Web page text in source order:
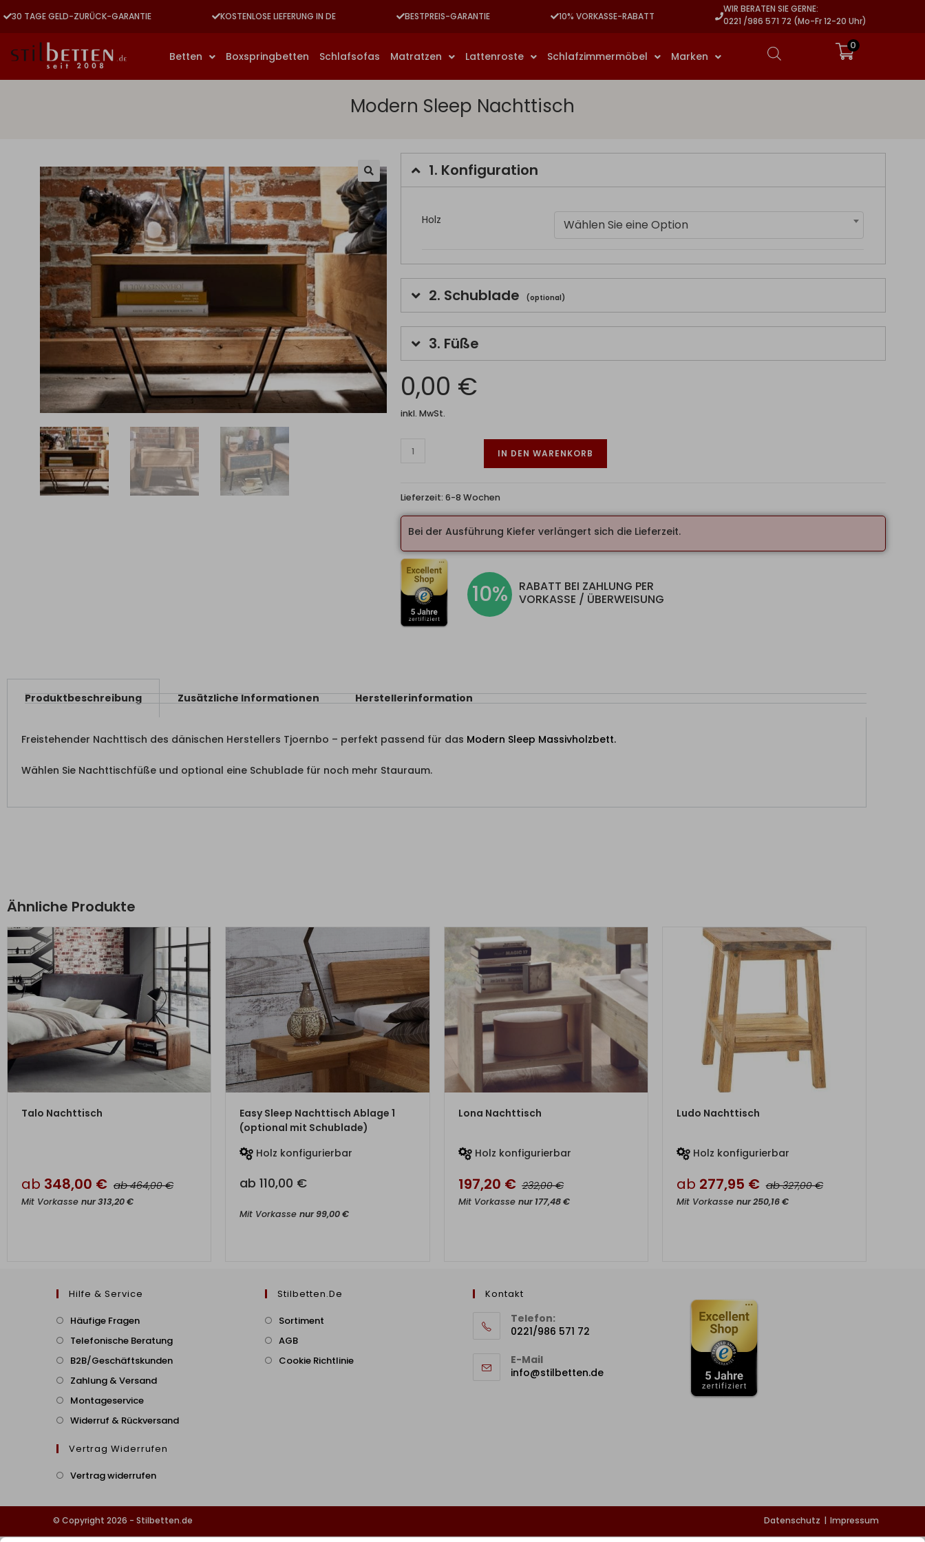
30 TAGE GELD-ZURÜCK-GARANTIE KOSTENLOSE LIEFERUNG IN DE BESTPREIS-GARANTIE 10% VORKASSE-RABATT
WIR BERATEN SIE GERNE:
0221 /986 571 72 (Mo-Fr 12-20 Uhr)
Betten Boxspringbetten Schlafsofas Matratzen Lattenroste Schlafzimmermöbel Marken
0
Modern Sleep Nachttisch
1. Konfiguration
Holz Wählen Sie eine Option
2. Schublade (optional)
3. Füße
0,00 €
inkl. MwSt.
IN DEN WARENKORB
Lieferzeit:6-8 Wochen
Bei der Ausführung Kiefer verlängert sich die Lieferzeit.
10%
RABATT BEI ZAHLUNG PER
VORKASSE / ÜBERWEISUNG
Produktbeschreibung Zusätzliche Informationen Herstellerinformation
Freistehender Nachttisch des dänischen Herstellers Tjoernbo – perfekt passend für das Modern Sleep Massivholzbett.
Wählen Sie Nachttischfüße und optional eine Schublade für noch mehr Stauraum.
Ähnliche Produkte
ZUM PRODUKT
Talo Nachttisch
ab 348,00 € ab 464,00€
Mit Vorkasse nur313,20€
ZUM PRODUKT
Easy Sleep Nachttisch Ablage 1
(optional mit Schublade)
Holz konfigurierbar
ab 110,00 €
Mit Vorkassenur99,00€
ZUM PRODUKT
Lona Nachttisch
Holz konfigurierbar
197,20 € 232,00€
Mit Vorkasse nur177,48€
ZUM PRODUKT
Ludo Nachttisch
Holz konfigurierbar
ab 277,95 € ab 327,00€
Mit Vorkasse nur250,16€
Hilfe & Service
Häufige Fragen
Telefonische Beratung
B2B/Geschäftskunden
Zahlung & Versand
Montageservice
Widerruf & Rückversand
Vertrag Widerrufen
Vertrag widerrufen
Stilbetten.de
Sortiment
AGB
Cookie Richtlinie
Kontakt
Telefon:
0221/986 571 72
E-Mail
info@stilbetten.de
Datenschutz Impressum
© Copyright 2026 - Stilbetten.de